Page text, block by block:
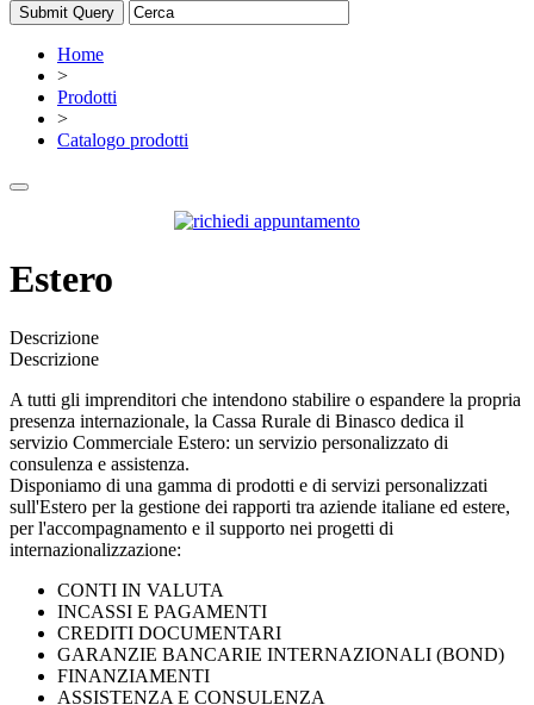
Home
>
Prodotti
>
Catalogo prodotti
Estero
Descrizione
Descrizione
A tutti gli imprenditori che intendono stabilire o espandere la propria
presenza internazionale, la Cassa Rurale di Binasco dedica il
servizio Commerciale Estero: un servizio personalizzato di
consulenza e assistenza.
Disponiamo di una gamma di prodotti e di servizi personalizzati
sull'Estero per la gestione dei rapporti tra aziende italiane ed estere,
per l'accompagnamento e il supporto nei progetti di
internazionalizzazione:
CONTI IN VALUTA
INCASSI E PAGAMENTI
CREDITI DOCUMENTARI
GARANZIE BANCARIE INTERNAZIONALI (BOND)
FINANZIAMENTI
ASSISTENZA E CONSULENZA